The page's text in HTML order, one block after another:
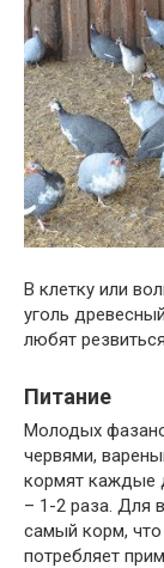
В клетку или
уголь
любят
Питание
Молодых
червями,
кормят каждые
– 1-2 раза. Для
самый корм,
потребляет